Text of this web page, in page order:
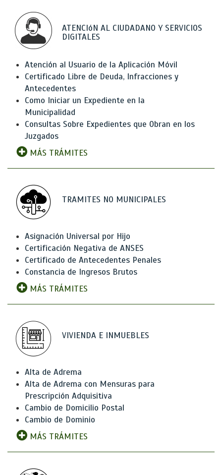
ATENCIóN AL CIUDADANO Y SERVICIOS
DIGITALES
Atención al Usuario de la Aplicación Móvil
Certificado Libre de Deuda, Infracciones y
Antecedentes
Como Iniciar un Expediente en la
Municipalidad
Consultas Sobre Expedientes que Obran en los
Juzgados
MÁS TRÁMITES
TRAMITES NO MUNICIPALES
Asignación Universal por Hijo
Certificación Negativa de ANSES
Certificado de Antecedentes Penales
Constancia de Ingresos Brutos
MÁS TRÁMITES
VIVIENDA E INMUEBLES
Alta de Adrema
Alta de Adrema con Mensuras para
Prescripción Adquisitiva
Cambio de Domicilio Postal
Cambio de Dominio
MÁS TRÁMITES